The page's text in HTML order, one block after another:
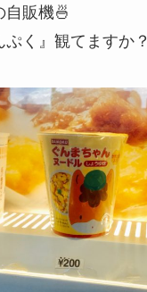
販機🍜
ぷく』観てますか？